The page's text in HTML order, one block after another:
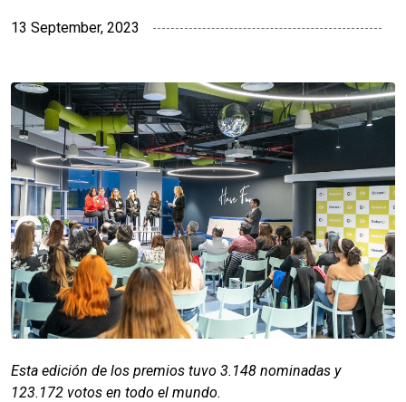
13 September, 2023
Esta edición de los premios tuvo 3.148 nominadas y
123.172 votos en todo el mundo.